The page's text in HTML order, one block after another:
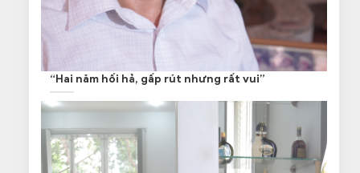
“Hai năm hối hả, gấp rút nhưng rất vui”